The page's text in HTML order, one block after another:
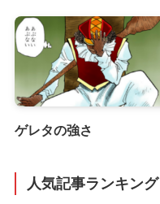
ゲレタの強さ
人気記事ランキング